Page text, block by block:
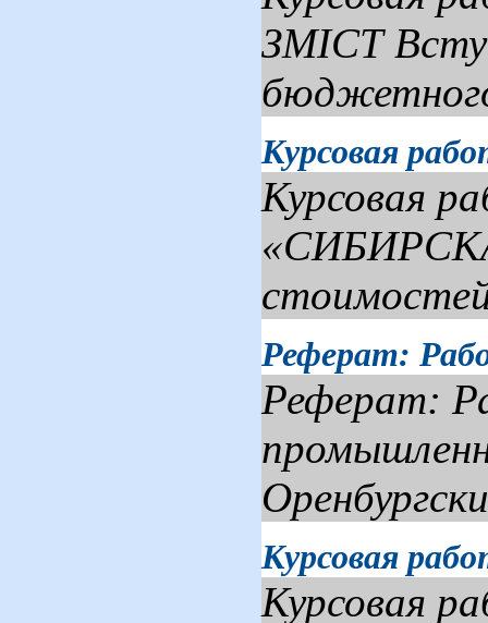
ЗМІСТ
Курсовая
Курсовая
Реферат:
Реферат:
Курсовая
Курсовая